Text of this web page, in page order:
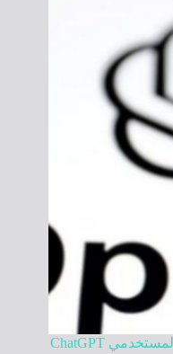
أوبن إيه آي تلغي قيود المحادثات النصية لمستخدمي ChatGPT